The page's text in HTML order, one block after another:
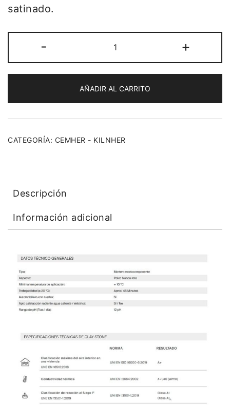
satinado.
- +
AÑADIR AL CARRITO
CATEGORÍA: CEMHER - KILNHER
Descripción
Información adicional